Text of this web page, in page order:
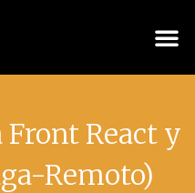
React y
Remoto)